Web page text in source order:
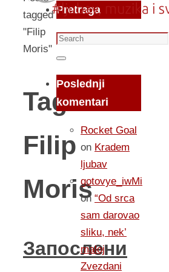
tagged
"Filip
Moris"
Tag:
Filip
Moris
Запослени
Pretraga
Search
for:
Search
Poslednji
komentari
Rocket Goal
on Kradem
ljubav
gotovye_iwMi
on “Od srca
sam darovao
sliku, nek’
maloj
Zvezdani